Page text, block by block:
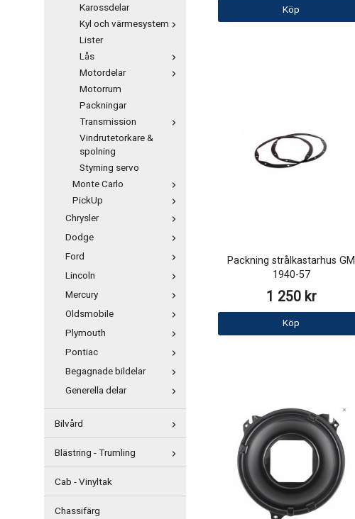
Karossdelar
Kyl och värmesystem
Lister
Lås
Motordelar
Motorrum
Packningar
Transmission
Vindrutetorkare &
spolning
Styrning servo
Monte Carlo
PickUp
Chrysler
Dodge
Ford
Lincoln
Mercury
Oldsmobile
Plymouth
Pontiac
Begagnade bildelar
Generella delar
Bilvård
Blästring - Trumling
Cab - Vinyltak
Chassifärg
Köp
Packning strålkastarhus GM
1940-57
1 250 kr
Köp